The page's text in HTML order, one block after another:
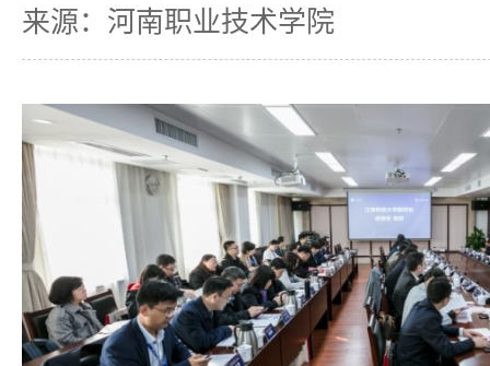
来源：河南职业技术学院